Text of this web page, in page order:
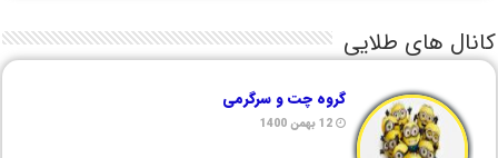
کانال های طلایی
گروه چت و سرگرمی
12 بهمن 1400